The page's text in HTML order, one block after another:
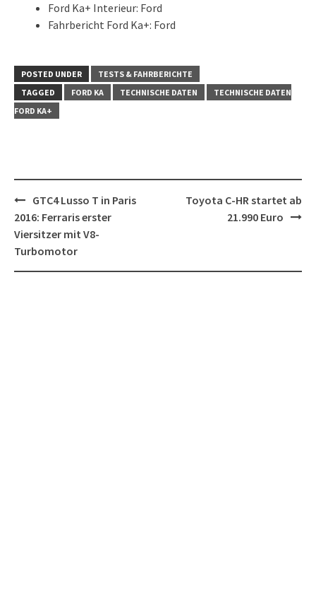
Ford Ka+ Interieur: Ford
Fahrbericht Ford Ka+: Ford
POSTED UNDER
TESTS & FAHRBERICHTE
TAGGED
FORD KA TECHNISCHE DATEN
TECHNISCHE DATEN
FORD KA+
Post
navigation
GTC4 Lusso T in Paris
2016: Ferraris erster
Viersitzer mit V8-
Turbomotor
Toyota C-HR startet ab
21.990 Euro